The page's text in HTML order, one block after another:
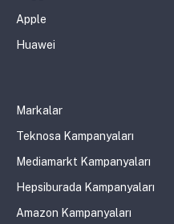
Apple
Huawei
Markalar
Teknosa Kampanyaları
Mediamarkt Kampanyaları
Hepsiburada Kampanyaları
Amazon Kampanyaları